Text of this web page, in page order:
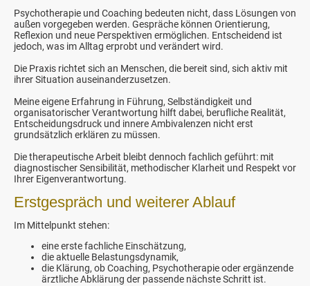
Psychotherapie und Coaching bedeuten nicht, dass Lösungen von
außen vorgegeben werden. Gespräche können Orientierung,
Reflexion und neue Perspektiven ermöglichen. Entscheidend ist
jedoch, was im Alltag erprobt und verändert wird.
Die Praxis richtet sich an Menschen, die bereit sind, sich aktiv mit
ihrer Situation auseinanderzusetzen.
Meine eigene Erfahrung in Führung, Selbständigkeit und
organisatorischer Verantwortung hilft dabei, berufliche Realität,
Entscheidungsdruck und innere Ambivalenzen nicht erst
grundsätzlich erklären zu müssen.
Die therapeutische Arbeit bleibt dennoch fachlich geführt: mit
diagnostischer Sensibilität, methodischer Klarheit und Respekt vor
Ihrer Eigenverantwortung.
Erstgespräch und weiterer Ablauf
Im Mittelpunkt stehen:
eine erste fachliche Einschätzung,
die aktuelle Belastungsdynamik,
die Klärung, ob Coaching, Psychotherapie oder ergänzende
ärztliche Abklärung der passende nächste Schritt ist.